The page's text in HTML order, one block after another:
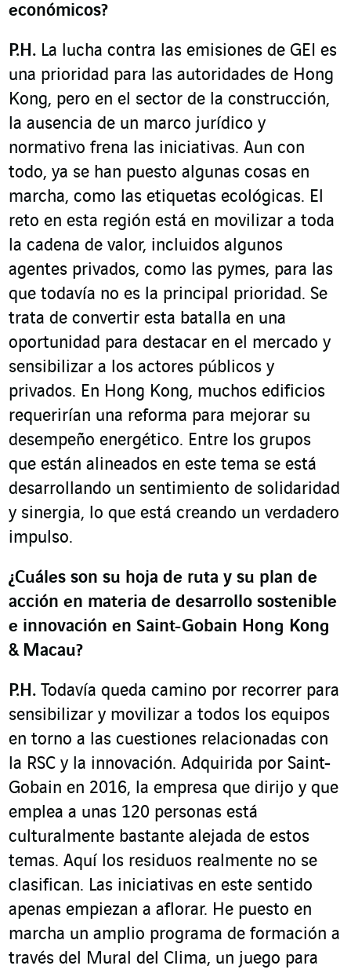
económicos?
P.H. La lucha contra las emisiones de GEI es
una prioridad para las autoridades de Hong
Kong, pero en el sector de la construcción,
la ausencia de un marco jurídico y
normativo frena las iniciativas. Aun con
todo, ya se han puesto algunas cosas en
marcha, como las etiquetas ecológicas. El
reto en esta región está en movilizar a toda
la cadena de valor, incluidos algunos
agentes privados, como las pymes, para las
que todavía no es la principal prioridad. Se
trata de convertir esta batalla en una
oportunidad para destacar en el mercado y
sensibilizar a los actores públicos y
privados. En Hong Kong, muchos edificios
requerirían una reforma para mejorar su
desempeño energético. Entre los grupos
que están alineados en este tema se está
desarrollando un sentimiento de solidaridad
y sinergia, lo que está creando un verdadero
impulso.
¿Cuáles son su hoja de ruta y su plan de
acción en materia de desarrollo sostenible
e innovación en Saint-Gobain Hong Kong
& Macau?
P.H. Todavía queda camino por recorrer para
sensibilizar y movilizar a todos los equipos
en torno a las cuestiones relacionadas con
la RSC y la innovación. Adquirida por Saint-
Gobain en 2016, la empresa que dirijo y que
emplea a unas 120 personas está
culturalmente bastante alejada de estos
temas. Aquí los residuos realmente no se
clasifican. Las iniciativas en este sentido
apenas empiezan a aflorar. He puesto en
marcha un amplio programa de formación a
través del Mural del Clima, un juego para